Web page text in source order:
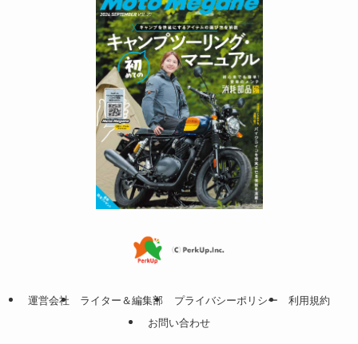
運営会社 ライター＆編集部 プライバシーポリシー
利用規約
お問い合わせ